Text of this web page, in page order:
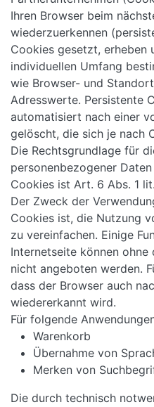
Ihren Browser beim
wiederzuerkennen
Cookies gesetzt, erheben
individuellen Umfang
wie Browser- und
Adresswerte. Persistente
automatisiert nach einer
gelöscht, die sich je nach
Die Rechtsgrundlage für
personenbezogener
Cookies ist Art. 6 Abs. 1
Der Zweck der
Cookies ist, die Nutzung
zu vereinfachen. Einige
Internetseite können
nicht angeboten werden.
dass der Browser auch
wiedererkannt wird.
Für folgende
Warenkorb
Übernahme von
Merken von
Die durch technisch